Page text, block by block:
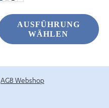
AUSFÜHRUNG
WÄHLEN
AGB Webshop